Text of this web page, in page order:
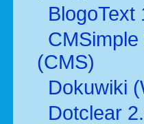
BlogoText
CMSimple
(CMS)
Dokuwiki
Dotclear